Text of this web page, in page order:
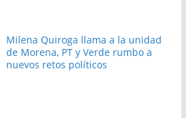
Milena Quiroga llama a la unidad
de Morena, PT y Verde rumbo a
nuevos retos políticos